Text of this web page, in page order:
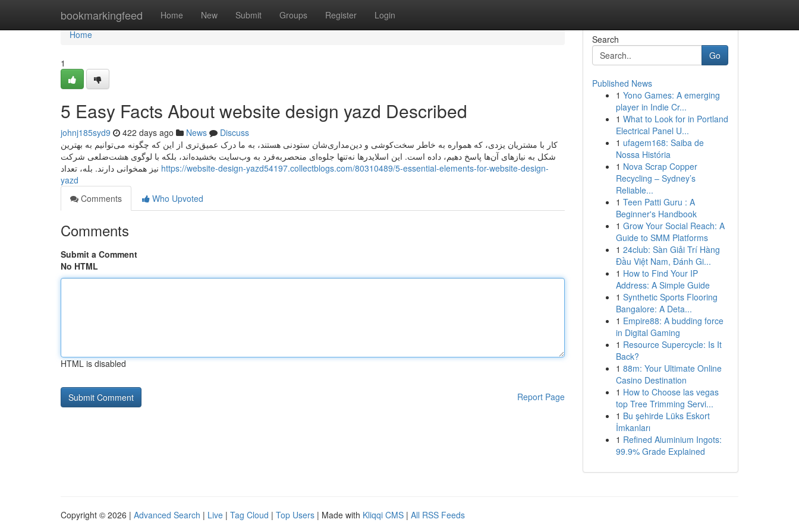
bookmarkingfeed Home New Submit Groups Register Login
Home
Home
1
5 Easy Facts About website design yazd Described
johnj185syd9 422 days ago News
Discuss
کار با مشتریان یزدی، که همواره به خاطر سخت‌کوشی و دین‌مداری‌شان ستودنی هستند، به ما درک عمیق‌تری از این که چگونه می‌توانیم به بهترین
شکل به نیازهای آن‌ها پاسخ دهیم، داده است. این اسلایدرها نه‌تنها جلوه‌ای منحصربه‌فرد به وب‌سایت بخشیده‌اند، بلکه با لوگوی هشت‌ضلعی شرکت
https://website-design-yazd54197.collectblogs.com/80310489/5-essential-elements-for-website-design-
yazd
Comments
Who Upvoted
Comments
Submit a Comment
No HTML
HTML is disabled
Report Page
Search
Go
Published News
1 Yono Games: A emerging
player in Indie Cr...
1 What to Look for in Portland
Electrical Panel U...
1 ufagem168: Saiba de
Nossa História
1 Nova Scrap Copper
Recycling – Sydney’s
Reliable...
1 Teen Patti Guru : A
Beginner's Handbook
1 Grow Your Social Reach: A
Guide to SMM Platforms
1 24club: Sàn Giải Trí Hàng
Đầu Việt Nam, Đánh Gi...
1 How to Find Your IP
Address: A Simple Guide
1 Synthetic Sports Flooring
Bangalore: A Deta...
1 Empire88: A budding force
in Digital Gaming
1 Resource Supercycle: Is It
Back?
1 88m: Your Ultimate Online
Casino Destination
1 How to Choose las vegas
top Tree Trimming Servi...
1 Bu şehirde Lüks Eskort
İmkanları
1 Refined Aluminium Ingots:
99.9% Grade Explained
Copyright © 2026 | Advanced Search | Live | Tag Cloud | Top Users | Made with Kliqqi CMS | All RSS Feeds